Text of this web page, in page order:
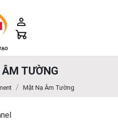
TƯỜNG
Mặt Nạ Âm Tường